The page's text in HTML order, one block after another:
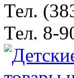
Тел.
Тел. 8-